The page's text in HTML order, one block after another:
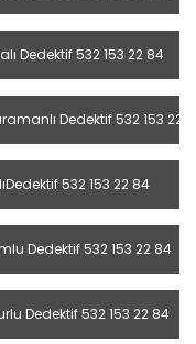
Dedektif 532 153 22 84
Dedektif 532 153 22 84
532 153 22 84
Dedektif 532 153 22 84
Dedektif 532 153 22 84